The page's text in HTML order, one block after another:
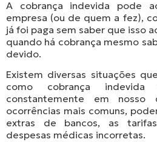
A cobrança indevida pode
empresa (ou de quem a fez),
já foi paga sem saber que isso
quando há cobrança mesmo
devido.
Existem diversas situações
como cobrança
constantemente em
ocorrências mais comuns,
extras de bancos, as
despesas médicas incorretas.